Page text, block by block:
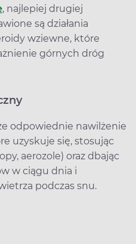
, najlepiej drugiej
są działania
wziewne, które
górnych dróg
odpowiednie nawilżenie
uzyskuje się, stosując
aerozole) oraz dbając
w ciągu dnia i
podczas snu.